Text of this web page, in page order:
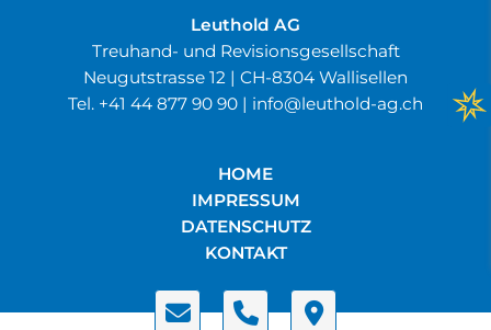
Leuthold AG
Treuhand- und Revisionsgesellschaft
Neugutstrasse 12 | CH-8304 Wallisellen
Tel. +41 44 877 90 90 | info leuthold-ag.ch
HOME
IMPRESSUM
DATENSCHUTZ
KONTAKT